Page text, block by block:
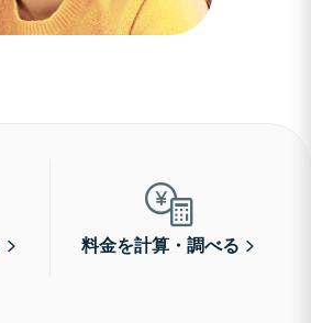
料金を計算・調べる